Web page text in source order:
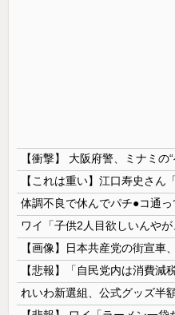
【画像】日本共産党の街宣車
れいわ新選組、公式グッズ半